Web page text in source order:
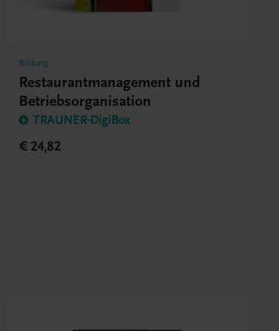
Bildung
Restaurantmanagement und
Betriebsorganisation
TRAUNER-DigiBox
€ 24,82